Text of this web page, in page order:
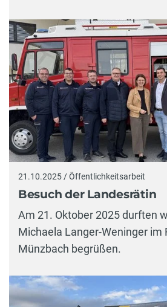
21.10.2025 / Öffentlichkeitsarbeit
Besuch der Landesrätin
Am 21. Oktober 2025 durften
Michaela Langer-Weninger im
Münzbach begrüßen.